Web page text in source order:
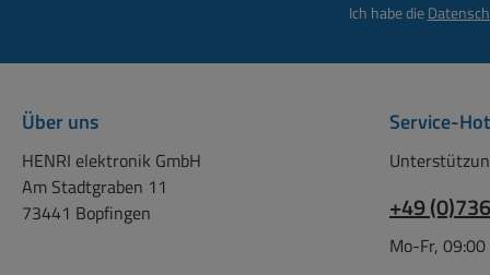
Lieferung Reines
wie Horntreiber,
Register)
Ich habe die
Über uns
HENRI elektronik GmbH
Am Stadtgraben 11
73441 Bopfingen
Service-
+49
Mo-Fr,